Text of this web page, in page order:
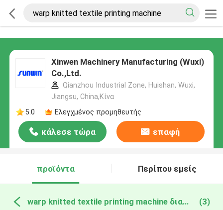
Xinwen Machinery Manufacturing (Wuxi)
Co.,Ltd.
Qianzhou Industrial Zone, Huishan, Wuxi,
Jiangsu, China,Κίνα
5.0
Ελεγχμένος προμηθευτής
κάλεσε τώρα επαφή
προϊόντα Περίπου εμείς
warp knitted textile printing machine διαδικτυακή κατασκευή (3)